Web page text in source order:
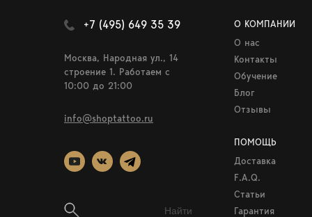
+7 (495) 649 35 39
Москва, Народная ул., 14
строение 1. Работаем c
10:00 до 21:00
info@shoptattoo.ru
О КОМПАНИИ
О нас
Контакты
Обучение
Блог
Отзывы
ПОМОЩЬ
Доставка
F.A.Q.
Статьи
Гарантия